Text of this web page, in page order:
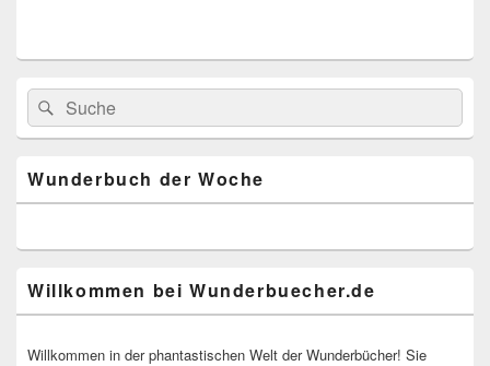
Primärer
Seitenleisten
Widget-
Bereich
Search
for:
Suche
Wunderbuch der Woche
Willkommen bei Wunderbuecher.de
Willkommen in der phantastischen Welt der Wunderbücher! Sie